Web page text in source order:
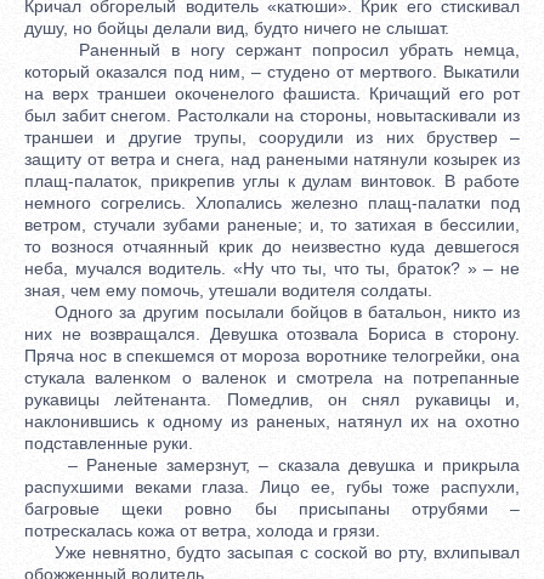
Кричал обгорелый водитель «катюши». Крик его стискивал
душу, но бойцы делали вид, будто ничего не слышат.
Раненный в ногу сержант попросил убрать немца,
который оказался под ним, – студено от мертвого. Выкатили
на верх траншеи окоченелого фашиста. Кричащий его рот
был забит снегом. Растолкали на стороны, новытаскивали из
траншеи и другие трупы, соорудили из них бруствер –
защиту от ветра и снега, над ранеными натянули козырек из
плащ-палаток, прикрепив углы к дулам винтовок. В работе
немного согрелись. Хлопались железно плащ-палатки под
ветром, стучали зубами раненые; и, то затихая в бессилии,
то вознося отчаянный крик до неизвестно куда девшегося
неба, мучался водитель. «Ну что ты, что ты, браток? » – не
зная, чем ему помочь, утешали водителя солдаты.
Одного за другим посылали бойцов в батальон, никто из
них не возвращался. Девушка отозвала Бориса в сторону.
Пряча нос в спекшемся от мороза воротнике телогрейки, она
стукала валенком о валенок и смотрела на потрепанные
рукавицы лейтенанта. Помедлив, он снял рукавицы и,
наклонившись к одному из раненых, натянул их на охотно
подставленные руки.
– Раненые замерзнут, – сказала девушка и прикрыла
распухшими веками глаза. Лицо ее, губы тоже распухли,
багровые щеки ровно бы присыпаны отрубями –
потрескалась кожа от ветра, холода и грязи.
Уже невнятно, будто засыпая с соской во рту, вхлипывал
обожженный водитель.